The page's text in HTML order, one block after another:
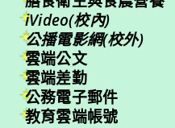
iVideo(校內)
公播電影網(校外)
雲端公文
雲端差勤
公務電子郵件
教育雲端帳號